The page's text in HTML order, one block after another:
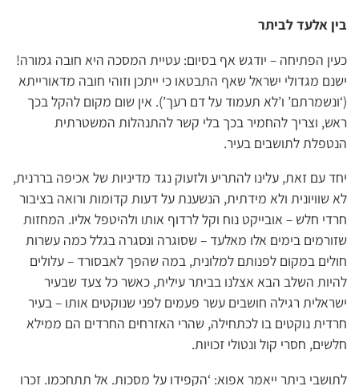
בין אלעד לביתר
כעין הפתיחה – יודגש אף בסיום: עטיית המסכה היא חובה גמורה!
ישנם מגדולי ישראל שאף התבטאו כי ייתכן וזוהי חובה מדאורייתא
(‘ונשמרתם’ ו’לא תעמוד על דם רעך’). אין שום מקום להקל בכך
ראש, וצריך להחמיר בכך בלי קשר להתנהלות המשטרתית
הנטפלת לתושבים בעיר.
יחד עם זאת, עלינו להתריע ולזעוק נגד מדיניות של אכיפה בררנית,
לא שוויונית ולא מידתית, הנשענת על דעות קדומות ורואה בציבור
חרדי חלש – אובייקט נוח וקל לרדוף אותו ולהיטפל אליו. המחזות
שזורמים בימים אלו מאלעד – שסוגרה ונסגרה בגלל כמה עשרות
חולים במקום לפנותם למלונית, במה שהפך לאבסורד – עלולים
להיות השלב הבא אצלנו בביתר עילית, כאשר כל צעד שבעיר
ישראלית רגילה חושבים עשר פעמים לפני שנוקטים אותו – בעיר
חרדית נוקטים בו לכתחילה, שהרי האזרחים החרדים הם ממילא
חלשים, חסרי קול ונטולי זכויות.
לתושבי ביתר ייאמר אפוא: ‘הקפידו על מסכות. אל תתחכמו. זכרו